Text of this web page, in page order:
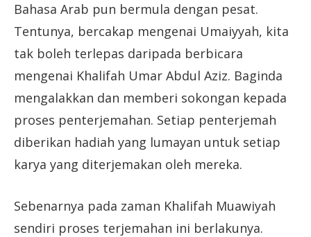
Bahasa Arab pun bermula dengan pesat.
Tentunya, bercakap mengenai Umaiyyah, kita
tak boleh terlepas daripada berbicara
mengenai Khalifah Umar Abdul Aziz. Baginda
mengalakkan dan memberi sokongan kepada
proses penterjemahan. Setiap penterjemah
diberikan hadiah yang lumayan untuk setiap
karya yang diterjemakan oleh mereka.
Sebenarnya pada zaman Khalifah Muawiyah
sendiri proses terjemahan ini berlakunya.